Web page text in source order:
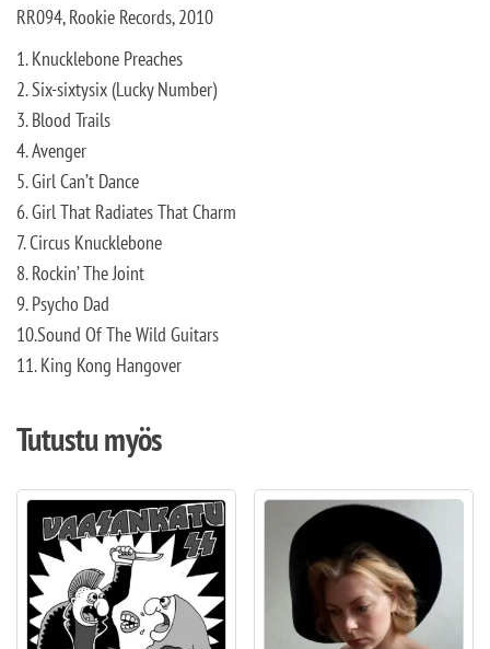
RR094, Rookie Records, 2010
1. Knucklebone Preaches
2. Six-sixtysix (Lucky Number)
3. Blood Trails
4. Avenger
5. Girl Can’t Dance
6. Girl That Radiates That Charm
7. Circus Knucklebone
8. Rockin’ The Joint
9. Psycho Dad
10.Sound Of The Wild Guitars
11. King Kong Hangover
Tutustu myös